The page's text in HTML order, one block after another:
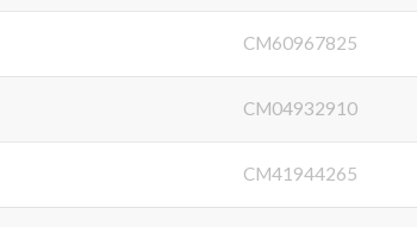
CM60967825
CM04932910
CM41944265